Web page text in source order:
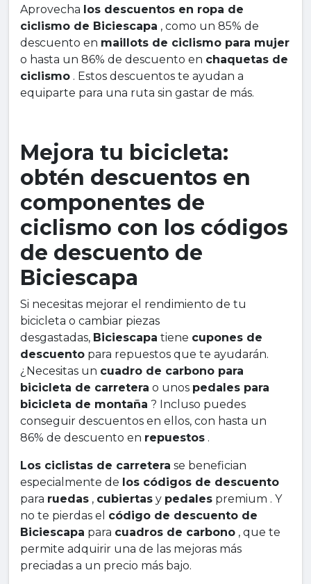
Aprovecha los descuentos en ropa de
ciclismo de Biciescapa , como un 85% de
descuento en maillots de ciclismo para mujer
o hasta un 86% de descuento en chaquetas de
ciclismo . Estos descuentos te ayudan a
equiparte para una ruta sin gastar de más.
Mejora tu bicicleta:
obtén descuentos en
componentes de
ciclismo con los códigos
de descuento de
Biciescapa
Si necesitas mejorar el rendimiento de tu
bicicleta o cambiar piezas
desgastadas, Biciescapa tiene cupones de
descuento para repuestos que te ayudarán.
¿Necesitas un cuadro de carbono para
bicicleta de carretera o unos pedales para
bicicleta de montaña ? Incluso puedes
conseguir descuentos en ellos, con hasta un
86% de descuento en repuestos .
Los ciclistas de carretera se benefician
especialmente de los códigos de descuento
para ruedas , cubiertas y pedales premium . Y
no te pierdas el código de descuento de
Biciescapa para cuadros de carbono , que te
permite adquirir una de las mejoras más
preciadas a un precio más bajo.